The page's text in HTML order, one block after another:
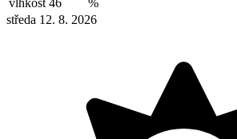
vlhkost 46
%
středa 12. 8. 2026